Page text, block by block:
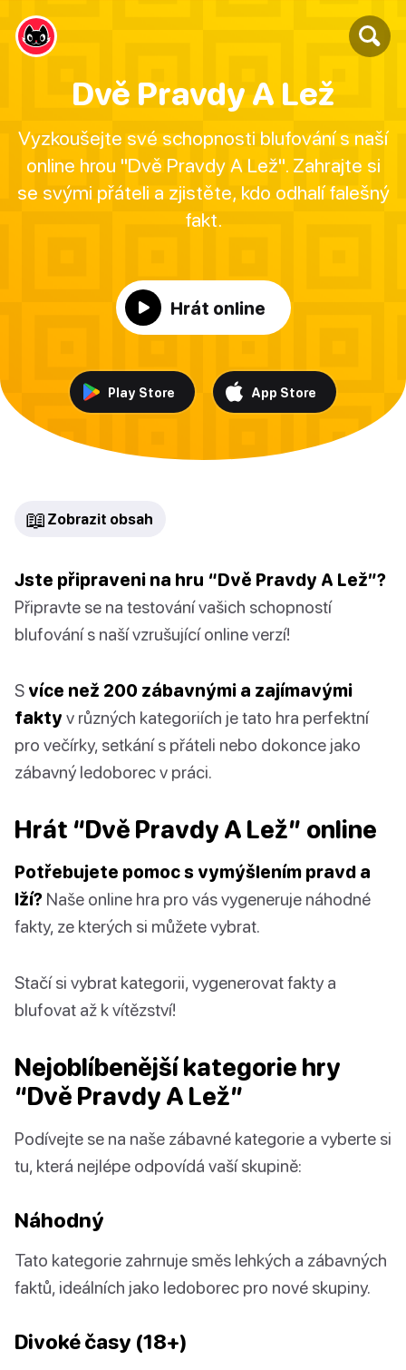
Dvě Pravdy A Lež
Vyzkoušejte své schopnosti blufování s naší
online hrou "Dvě Pravdy A Lež". Zahrajte si
se svými přáteli a zjistěte, kdo odhalí falešný
fakt.
Hrát online
Play Store App Store
📖 Zobrazit obsah
Jste připraveni na hru “Dvě Pravdy A Lež”?
Připravte se na testování vašich schopností
blufování s naší vzrušující online verzí!
S více než 200 zábavnými a zajímavými
fakty v různých kategoriích je tato hra perfektní
pro večírky, setkání s přáteli nebo dokonce jako
zábavný ledoborec v práci.
Hrát “Dvě Pravdy A Lež” online
Potřebujete pomoc s vymýšlením pravd a
lží? Naše online hra pro vás vygeneruje náhodné
fakty, ze kterých si můžete vybrat.
Stačí si vybrat kategorii, vygenerovat fakty a
blufovat až k vítězství!
Nejoblíbenější kategorie hry
“Dvě Pravdy A Lež”
Podívejte se na naše zábavné kategorie a vyberte si
tu, která nejlépe odpovídá vaší skupině:
Náhodný
Tato kategorie zahrnuje směs lehkých a zábavných
faktů, ideálních jako ledoborec pro nové skupiny.
Divoké časy (18+)